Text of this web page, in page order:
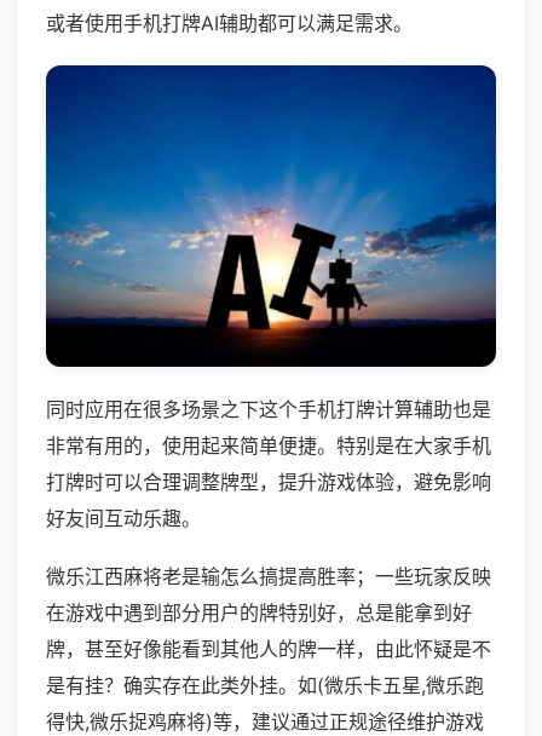
或者使用手机打牌AI辅助都可以满足需求。
同时应用在很多场景之下这个手机打牌计算辅助也是
非常有用的，使用起来简单便捷。特别是在大家手机
打牌时可以合理调整牌型，提升游戏体验，避免影响
好友间互动乐趣。
微乐江西麻将老是输怎么搞提高胜率；一些玩家反映
在游戏中遇到部分用户的牌特别好，总是能拿到好
牌，甚至好像能看到其他人的牌一样，由此怀疑是不
是有挂？确实存在此类外挂。如(微乐卡五星,微乐跑
得快,微乐捉鸡麻将)等，建议通过正规途径维护游戏